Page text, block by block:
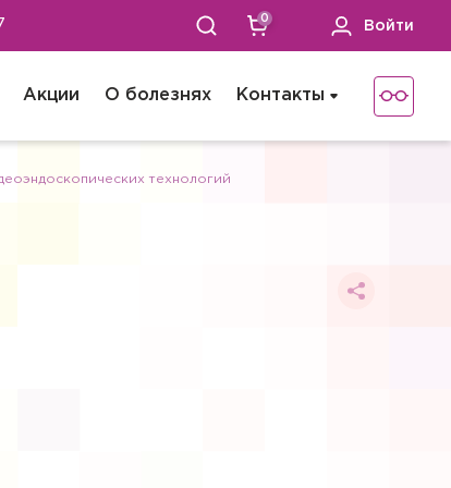
0
Войти
Акции О болезнях Контакты
технологий